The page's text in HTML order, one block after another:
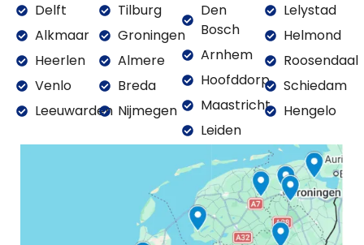
Delft
Alkmaar
Heerlen
Venlo
Leeuwarden
Tilburg
Groningen
Almere
Breda
Nijmegen
Den
Bosch
Arnhem
Hoofddorp
Maastricht
Leiden
Lelystad
Helmond
Roosendaal
Schiedam
Hengelo